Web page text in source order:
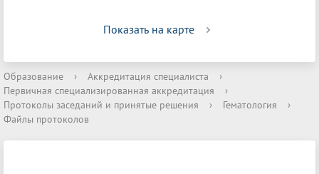
Показать на карте
Образование › Аккредитация специалиста
›
Первичная специализированная аккредитация
›
Протоколы заседаний и принятые решения
› Гематология
›
Файлы протоколов